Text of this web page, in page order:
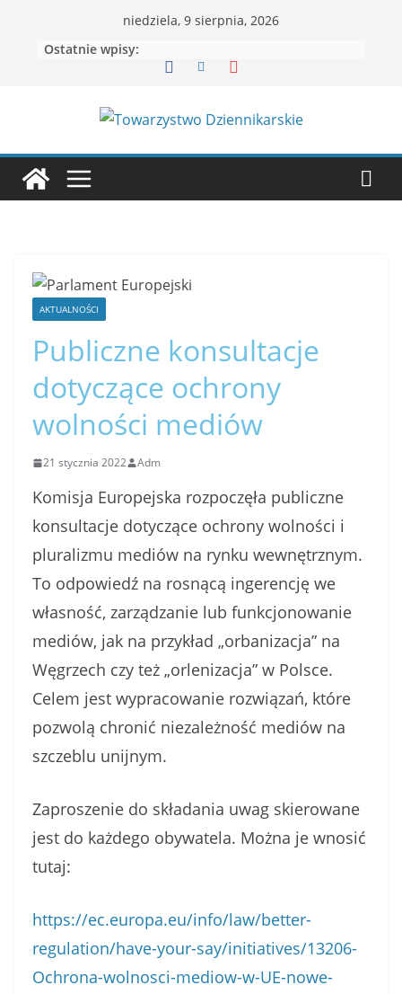
niedziela, 9 sierpnia, 2026
Ostatnie wpisy:
AKTUALNOŚCI
Publiczne konsultacje
dotyczące ochrony
wolności mediów
21 stycznia 2022 Adm
Komisja Europejska rozpoczęła publiczne
konsultacje dotyczące ochrony wolności i
pluralizmu mediów na rynku wewnętrznym.
To odpowiedź na rosnącą ingerencję we
własność, zarządzanie lub funkcjonowanie
mediów, jak na przykład „orbanizacja” na
Węgrzech czy też „orlenizacja” w Polsce.
Celem jest wypracowanie rozwiązań, które
pozwolą chronić niezależność mediów na
szczeblu unijnym.
Zaproszenie do składania uwag skierowane
jest do każdego obywatela. Można je wnosić
tutaj:
https://ec.europa.eu/info/law/better-
regulation/have-your-say/initiatives/13206-
Ochrona-wolnosci-mediow-w-UE-nowe-